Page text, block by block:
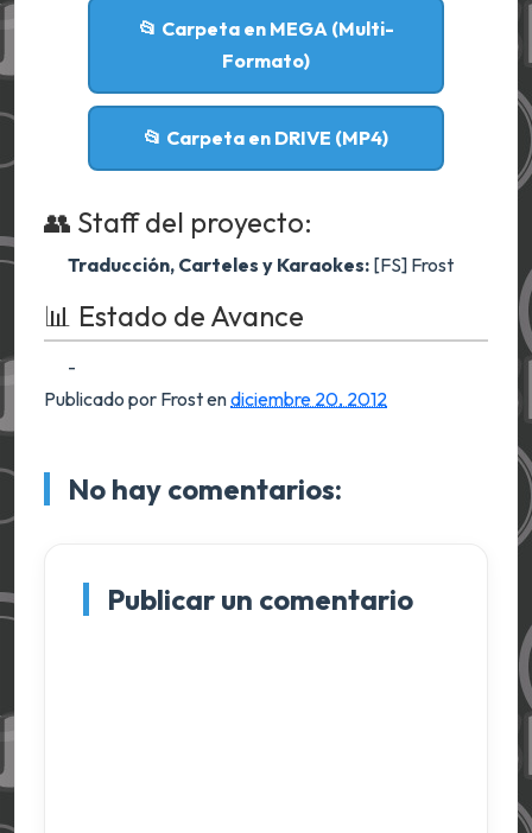
📂 Carpeta en MEGA (Multi-
Formato)
📂 Carpeta en DRIVE (MP4)
👥 Staff del proyecto:
Traducción, Carteles y Karaokes: [FS] Frost
📊 Estado de Avance
-
Publicado por Frostendiciembre 20, 2012
No hay comentarios:
Publicar un comentario